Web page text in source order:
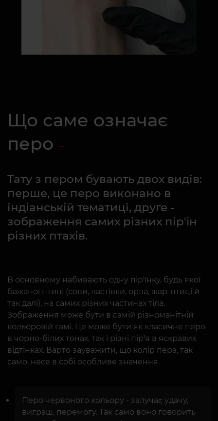
Що саме означає
перо
Тату з пером бувають двох видів:
перше, це перо виконано в
індіанській тематиці, друге -
зображення самих різних пір'їн
різних птахів.
В основному набивають одну пір'їнку, будь якої
бажаної птиці (сови, ластівки, орла, жар-птиці й
так далі), на самих різних частинах тіла.
Зображення може бути в самій різноманітній
кольоровій гамі. Це може бути як класичне перо
в чорно-білих тонах, так і різні пір'я в яскравих
відтінках. Варто зауважити, що колір пера, так
само, несе в собі особливе значення.
Перо червоного кольору - залучає удачу,
виграш, перемогу. Так само воно говорить